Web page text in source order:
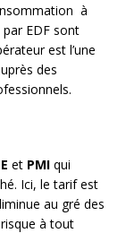
à
EDF sont
est l’une
des
et PMI qui
Ici, le tarif est
au gré des
à tout